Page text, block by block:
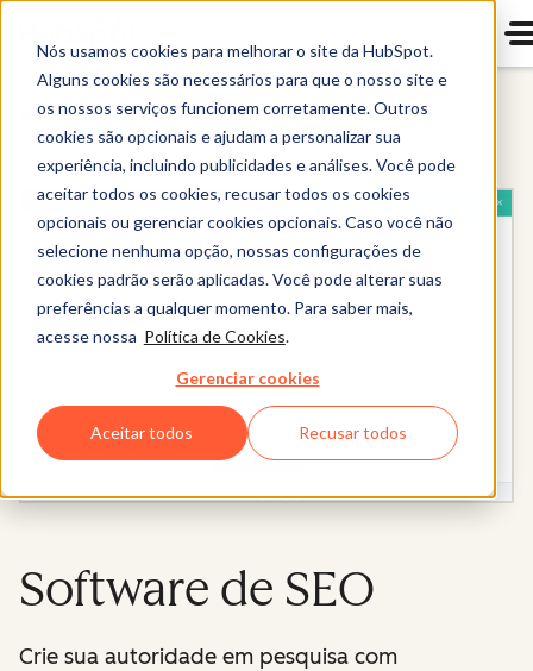
Nós usamos cookies para melhorar o site da HubSpot.
Alguns cookies são necessários para que o nosso site e
os nossos serviços funcionem corretamente. Outros
cookies são opcionais e ajudam a personalizar sua
experiência, incluindo publicidades e análises. Você pode
aceitar todos os cookies, recusar todos os cookies
opcionais ou gerenciar cookies opcionais. Caso você não
selecione nenhuma opção, nossas configurações de
cookies padrão serão aplicadas. Você pode alterar suas
preferências a qualquer momento. Para saber mais,
acesse nossa Política de Cookies.
Gerenciar cookies
Aceitar todos Recusar todos
Marketing Hub
Software de SEO
Crie sua autoridade em pesquisa com